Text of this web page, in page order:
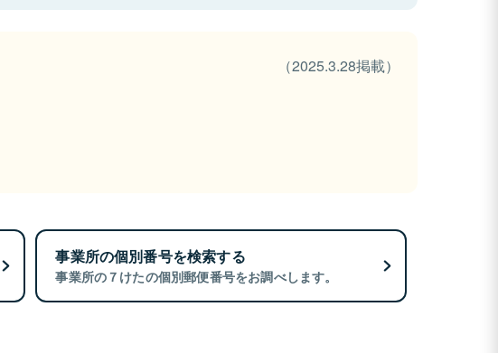
（2025.3.28掲載）
事業所の個別番号を検索する
事業所の７けたの個別郵便番号をお調べします。